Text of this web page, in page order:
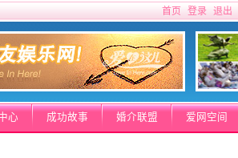
首页 登录 退出
心 成功故事 婚介联盟 爱网空间